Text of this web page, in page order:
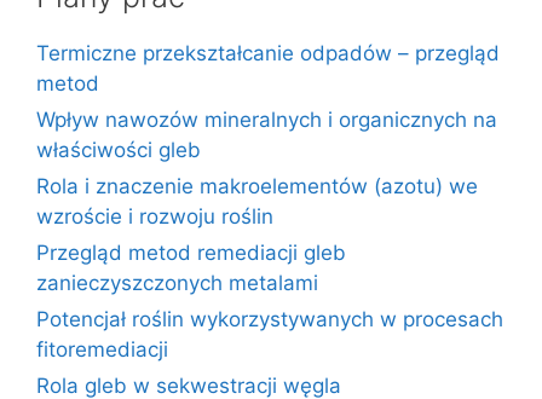
Termiczne przekształcanie odpadów – przegląd
metod
Wpływ nawozów mineralnych i organicznych na
właściwości gleb
Rola i znaczenie makroelementów (azotu) we
wzroście i rozwoju roślin
Przegląd metod remediacji gleb
zanieczyszczonych metalami
Potencjał roślin wykorzystywanych w procesach
fitoremediacji
Rola gleb w sekwestracji węgla